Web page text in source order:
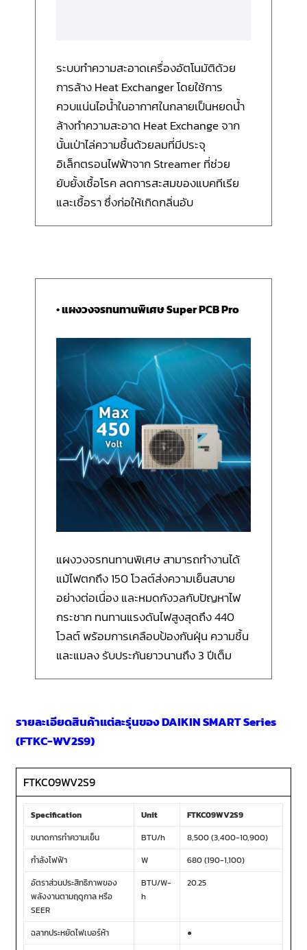
ระบบทำความสะอาดเครื่องอัตโนมัติด้วย
การล้าง Heat Exchanger โดยใช้การ
ควบแน่นไอน้ำในอากาศในกลายเป็นหยดน้ำ
ล้างทำความสะอาด Heat Exchange จาก
นั้นเป่าไล่ความชื้นด้วยลมที่มีประจุ
อิเล็กตรอนไฟฟ้าจาก Streamer ที่ช่วย
ยับยั้งเชื้อโรค ลดการสะสมของแบคทีเรีย
และเชื้อรา ซึ่งก่อให้เกิดกลิ่นอับ
• แผงวงจรทนทานพิเศษ Super PCB Pro
แผงวงจรทนทานพิเศษ สามารถทำงานได้
แม้ไฟตกถึง 150 โวลต์ส่งความเย็นสบาย
อย่างต่อเนื่อง และหมดกังวลกับปัญหาไฟ
กระชาก ทนทานแรงดันไฟสูงสุดถึง 440
โวลต์ พร้อมการเคลือบป้องกันฝุ่น ความชื้น
และแมลง รับประกันยาวนานถึง 3 ปีเต็ม
รายละเอียดสินค้าแต่ละรุ่นของ DAIKIN SMART Series
(FTKC-WV2S9)
FTKC09WV2S9
Specification Unit
FTKC09WV2S9
ขนาดการทำความเย็น
BTU/h
8,500 (3,400-10,900)
กำลังไฟฟ้า
W
680 (190-1,100)
อัตราส่วนประสิทธิภาพของ
พลังงานตามฤดูกาล หรือ
SEER
BTU/W-
h
20.25
ฉลากประหยัดไฟเบอร์ห้า
●